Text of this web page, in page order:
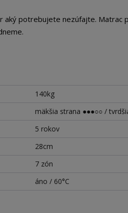
aký potrebujete nezúfajte. Matrac
140kg
mäkšia strana ●●●○○ /
5 rokov
28cm
7 zón
áno / 60°C